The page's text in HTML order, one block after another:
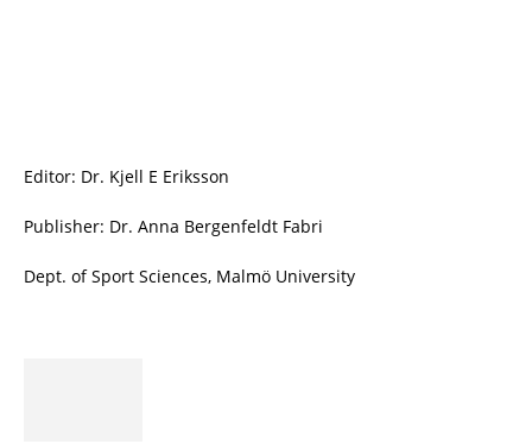
Editor: Dr. Kjell E Eriksson
Publisher: Dr. Anna Bergenfeldt Fabri
Dept. of Sport Sciences, Malmö University